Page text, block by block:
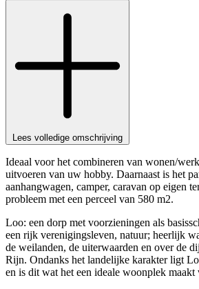
Lees volledige omschrijving
Ideaal voor het combineren van wonen/
uitvoeren van uw hobby. Daarnaast is het
aanhangwagen, camper, caravan op eigen
probleem met een perceel van 580 m2.
Loo: een dorp met voorzieningen als
een rijk verenigingsleven, natuur; heerlijk
de weilanden, de uiterwaarden en over de
Rijn. Ondanks het landelijke karakter ligt
en is dit wat het een ideale woonplek maakt